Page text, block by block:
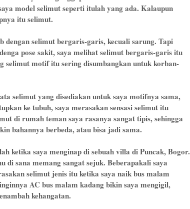
model selimut seperti itulah yang ada. Kalaupun
itu selimut.
selimut bergaris-garis, kecuali sarung. Tapi
pose sakit, saya melihat selimut bergaris-garis itu
selimut motif itu sering disumbangkan untuk korban-
selimut yang disediakan untuk saya motifnya sama,
ke tubuh, saya merasakan sensasi selimut itu
di rumah teman saya rasanya sangat tipis, sehingga
bahannya berbeda, atau bisa jadi sama.
ketika saya menginap di sebuah villa di Puncak, Bogor.
di sana memang sangat sejuk. Beberapakali saya
selimut jenis itu ketika saya naik bus malam
AC bus malam kadang bikin saya mengigil,
kehangatan.